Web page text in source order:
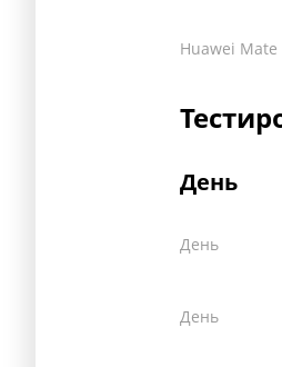
Huawei Mate
День
День
День